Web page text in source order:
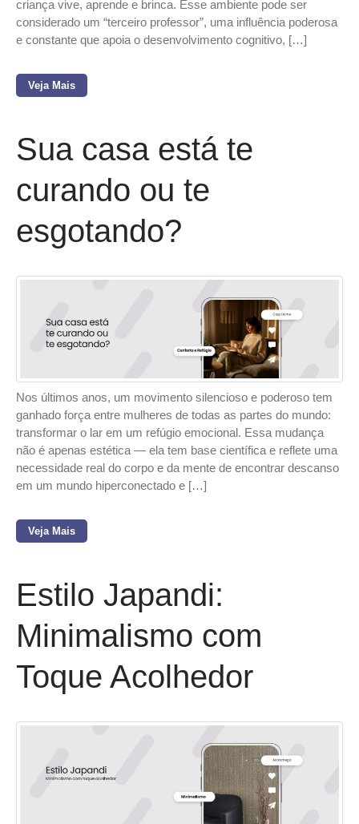
criança vive, aprende e brinca. Esse ambiente pode ser
considerado um “terceiro professor”, uma influência poderosa
e constante que apoia o desenvolvimento cognitivo, […]
Veja Mais
Sua casa está te
curando ou te
esgotando?
Nos últimos anos, um movimento silencioso e poderoso tem
ganhado força entre mulheres de todas as partes do mundo:
transformar o lar em um refúgio emocional. Essa mudança
não é apenas estética — ela tem base científica e reflete uma
necessidade real do corpo e da mente de encontrar descanso
em um mundo hiperconectado e […]
Veja Mais
Estilo Japandi:
Minimalismo com
Toque Acolhedor